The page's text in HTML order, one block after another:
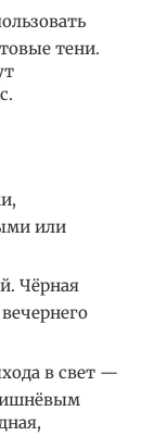
тени.
или
Чёрная
в свет —